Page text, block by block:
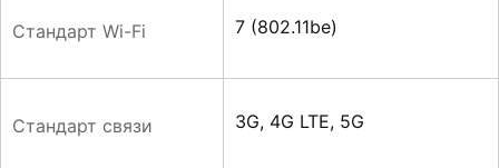
Стандарт Wi-Fi 7 (802.11be)
Стандарт связи 3G, 4G LTE, 5G